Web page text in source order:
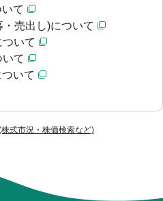
式市況・株価検索など)
て
・売出し)について
いて
て
いて